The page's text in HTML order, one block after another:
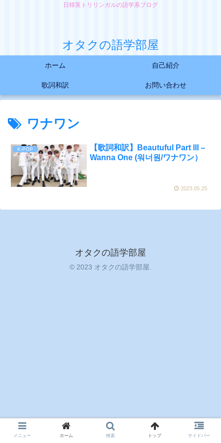
日韓英トリリンガルの語学系ブログ
オタクの語学部屋
ホーム 自己紹介
歌詞和訳 お問い合わせ
ワナワン
K-POP
【歌詞和訳】Beautuful Part lll –
Wanna One (워너원/ワナワン）
2023.05.25
オタクの語学部屋
© 2023 オタクの語学部屋.
メニュー ホーム 検索 トップ サイドバー